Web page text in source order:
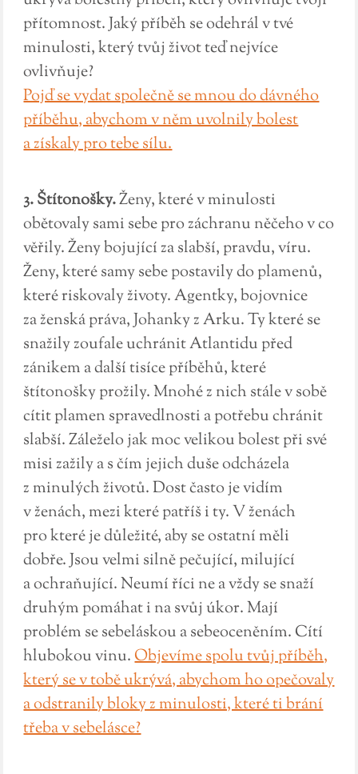
přítomnost. Jaký příběh se odehrál v tvé
minulosti, který tvůj život teď nejvíce
ovlivňuje?
Pojď se vydat společně se mnou do dávného
příběhu, abychom v něm uvolnily bolest
a získaly pro tebe sílu.
3. Štítonošky.Ženy, které v minulosti
obětovaly sami sebe pro záchranu něčeho v co
věřily. Ženy bojující za slabší, pravdu, víru.
Ženy, které samy sebe postavily do plamenů,
které riskovaly životy. Agentky, bojovnice
za ženská práva, Johanky z Arku. Ty které se
snažily zoufale uchránit Atlantidu před
zánikem a další tisíce příběhů, které
štítonošky prožily. Mnohé z nich stále v sobě
cítit plamen spravedlnosti a potřebu chránit
slabší. Záleželo jak moc velikou bolest při své
misi zažily a s čím jejich duše odcházela
z minulých životů. Dost často je vidím
v ženách, mezi které patříš i ty. V ženách
pro které je důležité, aby se ostatní měli
dobře. Jsou velmi silně pečující, milující
a ochraňující. Neumí říci ne a vždy se snaží
druhým pomáhat i na svůj úkor. Mají
problém se sebeláskou a sebeoceněním. Cítí
hlubokou vinu.Objevíme spolu tvůj příběh,
který se v tobě ukrývá, abychom ho opečovaly
a odstranily bloky z minulosti, které ti brání
třeba v sebelásce?